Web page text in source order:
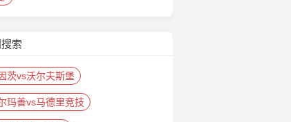
索
茨vs沃尔夫斯堡
玛善vs马德里竞技